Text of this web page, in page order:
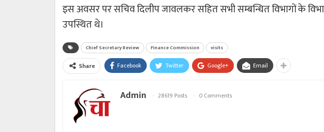
इस अवसर पर सचिव दिलीप जावलकर सहित सभी सम्बन्धित विभागों के
उपस्थित थे।
Chief Secretary Review Finance Commission visits
Share Facebook Twitter Google+ Email
Admin 28619 Posts 0 Comments